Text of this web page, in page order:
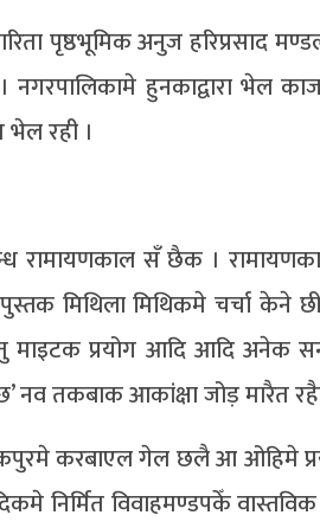
पृष्ठभूमिक अनुज हरिप्रसाद
हुनकाद्वारा भेल
रही ।
रामायणकाल सँ छैक ।
मिथिला मिथिकमे चर्चा केने
माइटक प्रयोग आदि आदि अनेक
नव तकबाक आकांक्षा जोड़ मारैत
करबाएल गेल छलै आ ओहिमे
निर्मित विवाहमण्डपकेँ